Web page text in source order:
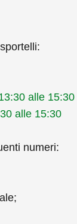
alle
alle 15:30
numeri: